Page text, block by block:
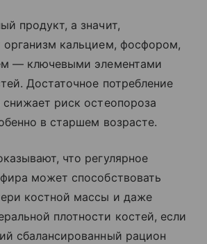
продукт, а значит,
организм кальцием, фосфором,
— ключевыми элементами
Достаточное потребление
снижает риск остеопороза
в старшем возрасте.
что регулярное
может способствовать
костной массы и даже
плотности костей, если
сбалансированный рацион